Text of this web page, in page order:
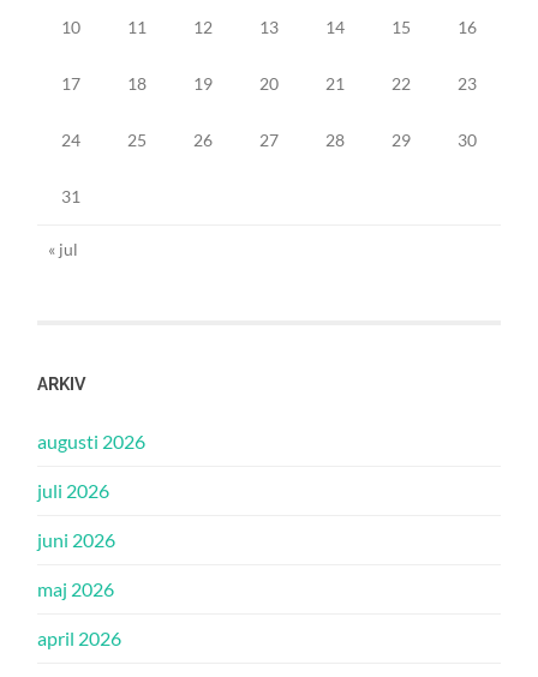
10 11 12 13 14 15 16
17 18 19 20 21 22 23
24 25 26 27 28 29 30
31
« jul
ARKIV
augusti 2026
juli 2026
juni 2026
maj 2026
april 2026